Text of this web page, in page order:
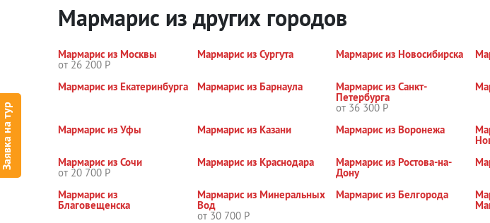
Заявка на тур
Мармарис из других городов
Мармарис из Москвы
от 26 200 Р
Мармарис из Сургута Мармарис из Новосибирска
Мармарис из Екатеринбурга Мармарис из Барнаула Мармарис из Санкт-
Петербурга
от 36 300 Р
Мармарис из Уфы Мармарис из Казани Мармарис из Воронежа
Мармарис из Сочи
от 20 700 Р
Мармарис из Краснодара Мармарис из Ростова-на-
Дону
Мармарис из
Благовещенска
Мармарис из Минеральных
Вод
от 30 700 Р
Мармарис из Белгорода